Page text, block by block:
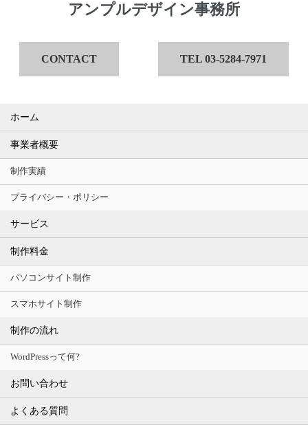
アンプルデザイン事務所
CONTACT TEL 03-5284-7971
ホーム
事業者概要
制作実績
プライバシー・ポリシー
サービス
制作料金
パソコンサイト制作
スマホサイト制作
制作の流れ
WordPressって何?
お問い合わせ
よくある質問